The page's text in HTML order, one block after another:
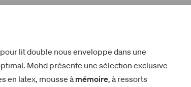
lit double nous enveloppe dans une
Mohd présente une sélection exclusive
en latex, mousse àmémoire, à ressorts